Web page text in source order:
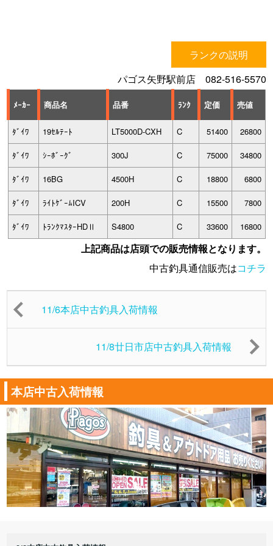
ランクの説明
パゴス矢野駅前店 082-516-5570
ﾒｰｶｰ 商品名 品番 ﾗﾝｸ 定価 売値
ﾀﾞｲﾜ 19ｾﾙﾃｰﾄ LT5000D-CXH C 51400 26800
ﾀﾞｲﾜ ｼｰﾎﾞｰｸﾞ 300J C 75000 34800
ﾀﾞｲﾜ 16BG 4500H C 18800 6800
ﾀﾞｲﾜ ﾗｲﾄｹﾞｰﾑICV 200H C 15500 7800
ﾀﾞｲﾜ ﾄﾗﾝｸﾏｽﾀｰHDⅡ S4800 C 33600 16800
上記商品は店頭での販売情報となります。
中古釣具通信販売はコチラ
11/6本店中古釣具入荷情報
11/8廿日市店中古釣具入荷情報
本店中古入荷情報